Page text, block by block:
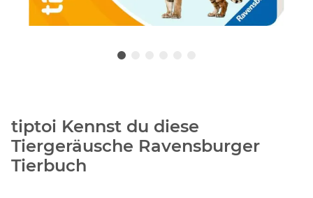
tiptoi Kennst du diese
Tiergeräusche Ravensburger
Tierbuch